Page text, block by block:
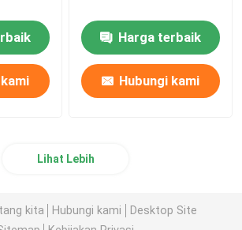
Harga terbaik
Hubungi kami
Lihat Lebih
kita Hubungi kami
Desktop Site